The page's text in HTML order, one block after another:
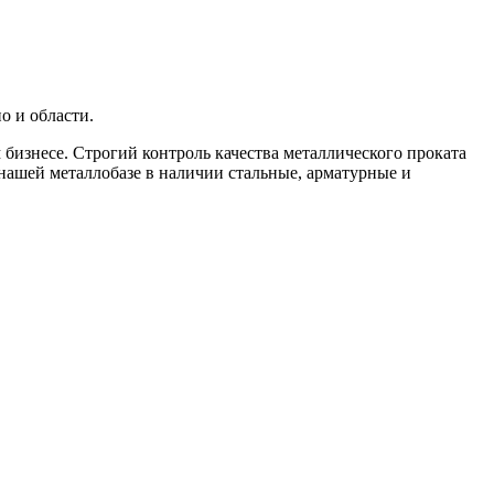
и области.
Строгий контроль качества металлического проката
металлобазе в наличии стальные, арматурные и